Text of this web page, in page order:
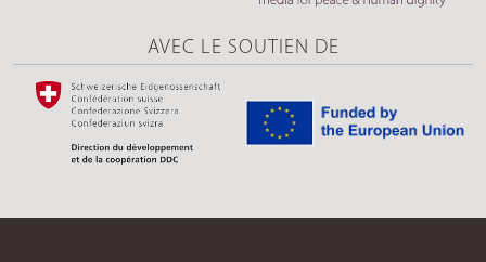
AVEC LE SOUTIEN DE